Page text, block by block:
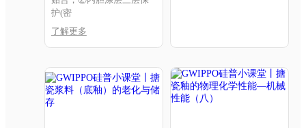
护(密
了解更多